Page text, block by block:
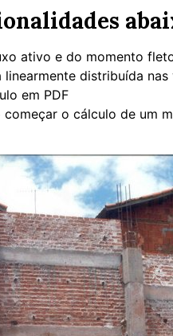
ativo e do momento
linearmente distribuída
em PDF
o cálculo de um